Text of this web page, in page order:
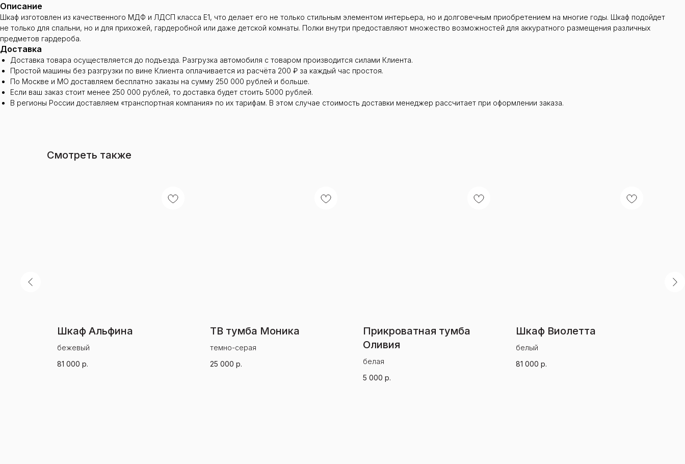
Описание
Шкаф изготовлен из качественного МДФ и ЛДСП класса Е1, что делает его не только стильным элементом интерьера, но и долговечным приобретением на многие годы. Шкаф подойдет
не только для спальни, но и для прихожей, гардеробной или даже детской комнаты. Полки внутри предоставляют множество возможностей для аккуратного размещения различных
предметов гардероба.
Доставка
Доставка товара осуществляется до подъезда. Разгрузка автомобиля с товаром производится силами Клиента.
Простой машины без разгрузки по вине Клиента оплачивается из расчёта 200 ₽ за каждый час простоя.
По Москве и МО доставляем бесплатно заказы на сумму 250 000 рублей и больше.
Если ваш заказ стоит менее 250 000 рублей, то доставка будет стоить 5000 рублей.
В регионы России доставляем «транспортная компания» по их тарифам. В этом случае стоимость доставки менеджер рассчитает при оформлении заказа.
Смотреть также
Шкаф Альфина
бежевый
81 000 р.
ТВ тумба Моника
темно-серая
25 000 р.
Прикроватная тумба
Оливия
белая
5 000 р.
Шкаф Виолетта
белый
81 000 р.